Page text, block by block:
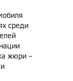
среди
жюри –